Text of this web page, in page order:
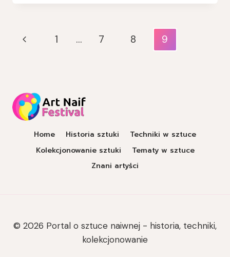
NAIWNEJ
Nawigacja
Poprzednia
1 … 7 8 9
Home Historia sztuki
Techniki w sztuce
Kolekcjonowanie sztuki
Tematy w sztuce
Znani artyści
© 2026 Portal o sztuce naiwnej - historia, techniki,
kolekcjonowanie